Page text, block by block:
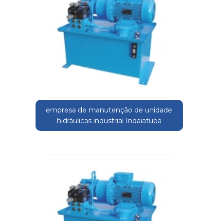
empresa de manutenção de unidade
hidráulicas industrial Indaiatuba